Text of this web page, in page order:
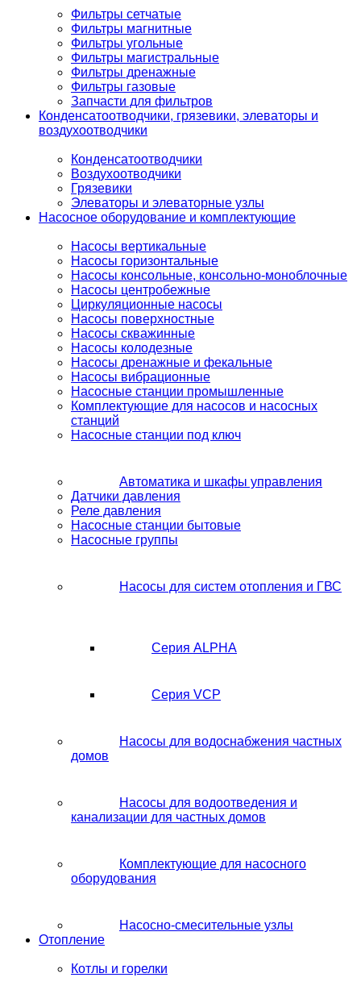
Фильтры сетчатые
Фильтры магнитные
Фильтры угольные
Фильтры магистральные
Фильтры дренажные
Фильтры газовые
Запчасти для фильтров
Конденсатоотводчики, грязевики, элеваторы и
воздухоотводчики
Конденсатоотводчики
Воздухоотводчики
Грязевики
Элеваторы и элеваторные узлы
Насосное оборудование и комплектующие
Насосы вертикальные
Насосы горизонтальные
Насосы консольные, консольно-моноблочные
Насосы центробежные
Циркуляционные насосы
Насосы поверхностные
Насосы скважинные
Насосы колодезные
Насосы дренажные и фекальные
Насосы вибрационные
Насосные станции промышленные
Комплектующие для насосов и насосных
станций
Насосные станции под ключ
Автоматика и шкафы управления
Датчики давления
Реле давления
Насосные станции бытовые
Насосные группы
Насосы для систем отопления и ГВС
Серия ALPHA
Серия VCP
Насосы для водоснабжения частных
домов
Насосы для водоотведения и
канализации для частных домов
Комплектующие для насосного
оборудования
Насосно-смесительные узлы
Отопление
Котлы и горелки